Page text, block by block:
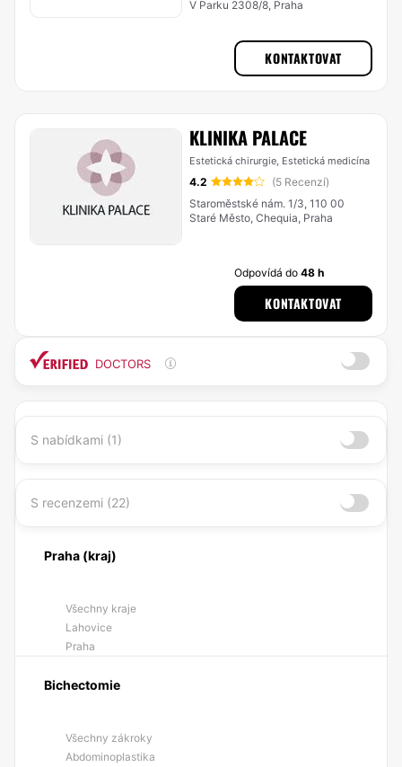
V Parku 2308/8, Praha
KONTAKTOVAT
KLINIKA PALACE
Estetická chirurgie, Estetická medicína
4.2
(5 Recenzí)
Staroměstské nám. 1/3, 110 00
Staré Město, Chequia, Praha
Odpovídá do48 h
KONTAKTOVAT
DOCTORS
S nabídkami (1)
S recenzemi (22)
Praha (kraj)
Všechny kraje
Lahovice
Praha
Bichectomie
Všechny zákroky
Abdominoplastika